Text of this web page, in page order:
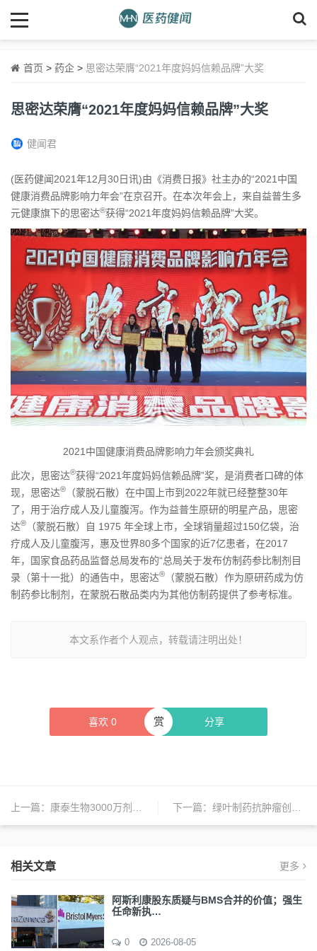
首页 > 药企 > 思密达荣膺“2021年度妈妈信赖品牌”大奖
思密达荣膺“2021年度妈妈信赖品牌”大奖
健闻君
(医药健闻2021年12月30日讯)由《消费日报》社主办的“2021中国
健康消费品牌影响力年会”在京召开。在本次年会上，来自益普生多
元健康旗下的思密达®获得“2021年度妈妈信赖品牌”大奖。
2021中国健康消费品牌影响力年会颁奖典礼
此次，思密达®获得“2021年度妈妈信赖品牌”奖，是消费者口碑的体
现，思密达®
（蒙脱石散）在中国上市到2022年就已经整整30年
了，用于治疗成人及儿童腹泻。作为益普生原研的明星产品，思密
达®
（蒙脱石散）自 1975 年全球上市，全球销量超过150亿袋，治
疗成人及儿童腹泻，惠及世界80多个国家的近7亿患者，在2017
年，国家食品药品监督总局发布的“总局关于发布仿制药参比制剂目
录（第十一批）的通告中，思密达®
（蒙脱石散）作为原研药成为仿
制药参比制剂 ， 在蒙脱石散品类内为其他仿制药提供了参考标准。
本文系作者个人观点，转载请注明出处！
喜欢 0 分享
赏
上一篇： 康泰生物3000万剂腺病毒新冠疫苗出口 下一篇： 绿叶制药抗肿瘤创新制剂戈舍瑞林微球上市申请获CDE受理
相关文章 更多
阿斯利康股东质疑与BMS合并的价值；强生
任命新执…
0 2026-08-05